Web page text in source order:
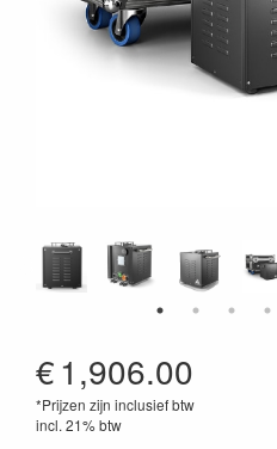
€1,906.00
*Prijzen zijn inclusief btw
incl. 21% btw